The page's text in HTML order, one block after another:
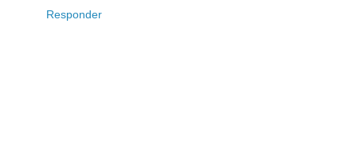
Responder